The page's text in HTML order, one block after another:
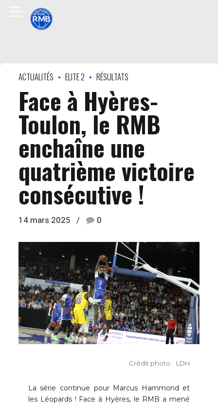
ACTUALITÉS ELITE 2 RÉSULTATS
Face à Hyères-
Toulon, le RMB
enchaîne une
quatrième victoire
consécutive !
14 mars 2025 0
Crédit photo : LDH
La série continue pour Marcus Hammond et
les Léopards ! Face à Hyères, le RMB a mené